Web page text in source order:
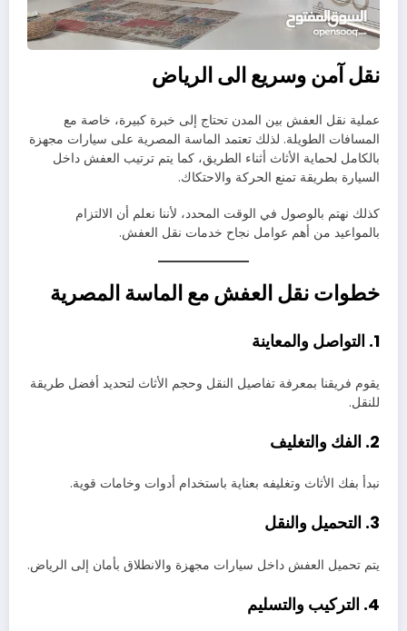
نقل آمن وسريع الى الرياض
عملية نقل العفش بين المدن تحتاج إلى خبرة كبيرة، خاصة مع
المسافات الطويلة. لذلك تعتمد الماسة المصرية على سيارات مجهزة
بالكامل لحماية الأثاث أثناء الطريق، كما يتم ترتيب العفش داخل
السيارة بطريقة تمنع الحركة والاحتكاك.
كذلك نهتم بالوصول في الوقت المحدد، لأننا نعلم أن الالتزام
بالمواعيد من أهم عوامل نجاح خدمات نقل العفش.
خطوات نقل العفش مع الماسة المصرية
1. التواصل والمعاينة
يقوم فريقنا بمعرفة تفاصيل النقل وحجم الأثاث لتحديد أفضل طريقة
للنقل.
2. الفك والتغليف
نبدأ بفك الأثاث وتغليفه بعناية باستخدام أدوات وخامات قوية.
3. التحميل والنقل
يتم تحميل العفش داخل سيارات مجهزة والانطلاق بأمان إلى الرياض.
4. التركيب والتسليم